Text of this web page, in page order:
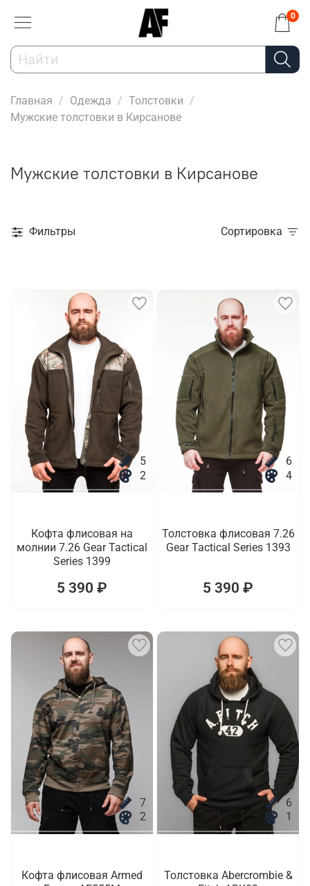
0
Главная Одежда
Толстовки
Мужские толстовки в Кирсанове
Мужские толстовки в Кирсанове
Фильтры Сортировка
5
2
Кофта флисовая на
молнии 7.26 Gear Tactical
Series 1399
5 390 ₽
6
4
Толстовка флисовая 7.26
Gear Tactical Series 1393
5 390 ₽
7
2
Кофта флисовая Armed
6
1
Толстовка Abercrombie &